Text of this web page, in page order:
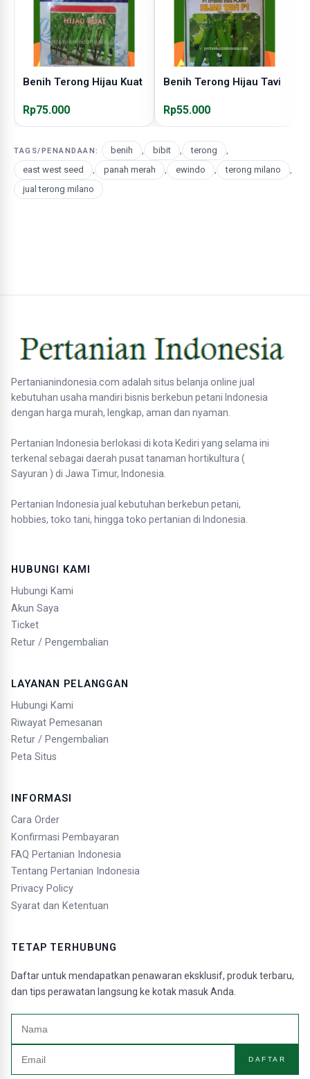
Benih Terong Hijau Kuat
Rp75.000
Benih Terong Hijau Tavi
Rp55.000
TAGS/PENANDAAN: benih , bibit , terong
,
east west seed
, panah merah , ewindo , terong milano
,
jual terong milano
Pertanianindonesia.com adalah situs belanja online jual
kebutuhan usaha mandiri bisnis berkebun petani Indonesia
dengan harga murah, lengkap, aman dan nyaman.
Pertanian Indonesia berlokasi di kota Kediri yang selama ini
terkenal sebagai daerah pusat tanaman hortikultura (
Sayuran ) di Jawa Timur, Indonesia.
Pertanian Indonesia jual kebutuhan berkebun petani,
hobbies, toko tani, hingga toko pertanian di Indonesia.
HUBUNGI KAMI
Hubungi Kami
Akun Saya
Ticket
Retur / Pengembalian
LAYANAN PELANGGAN
Hubungi Kami
Riwayat Pemesanan
Retur / Pengembalian
Peta Situs
INFORMASI
Cara Order
Konfirmasi Pembayaran
FAQ Pertanian Indonesia
Tentang Pertanian Indonesia
Privacy Policy
Syarat dan Ketentuan
TETAP TERHUBUNG
Daftar untuk mendapatkan penawaran eksklusif, produk terbaru,
dan tips perawatan langsung ke kotak masuk Anda.
DAFTAR